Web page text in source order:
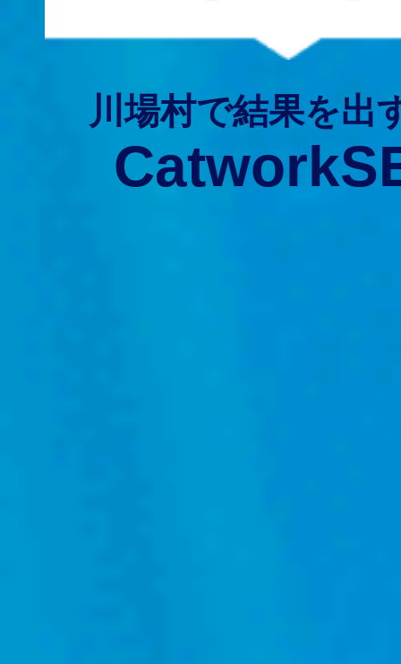
川場村で結果を出